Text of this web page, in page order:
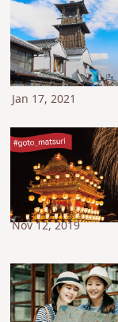
Jan 17, 2021
Nov 12, 2019